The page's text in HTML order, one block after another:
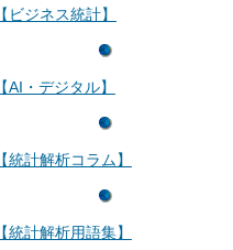
【ビジネス統計】
【AI・デジタル】
【統計解析コラム】
【統計解析用語集】